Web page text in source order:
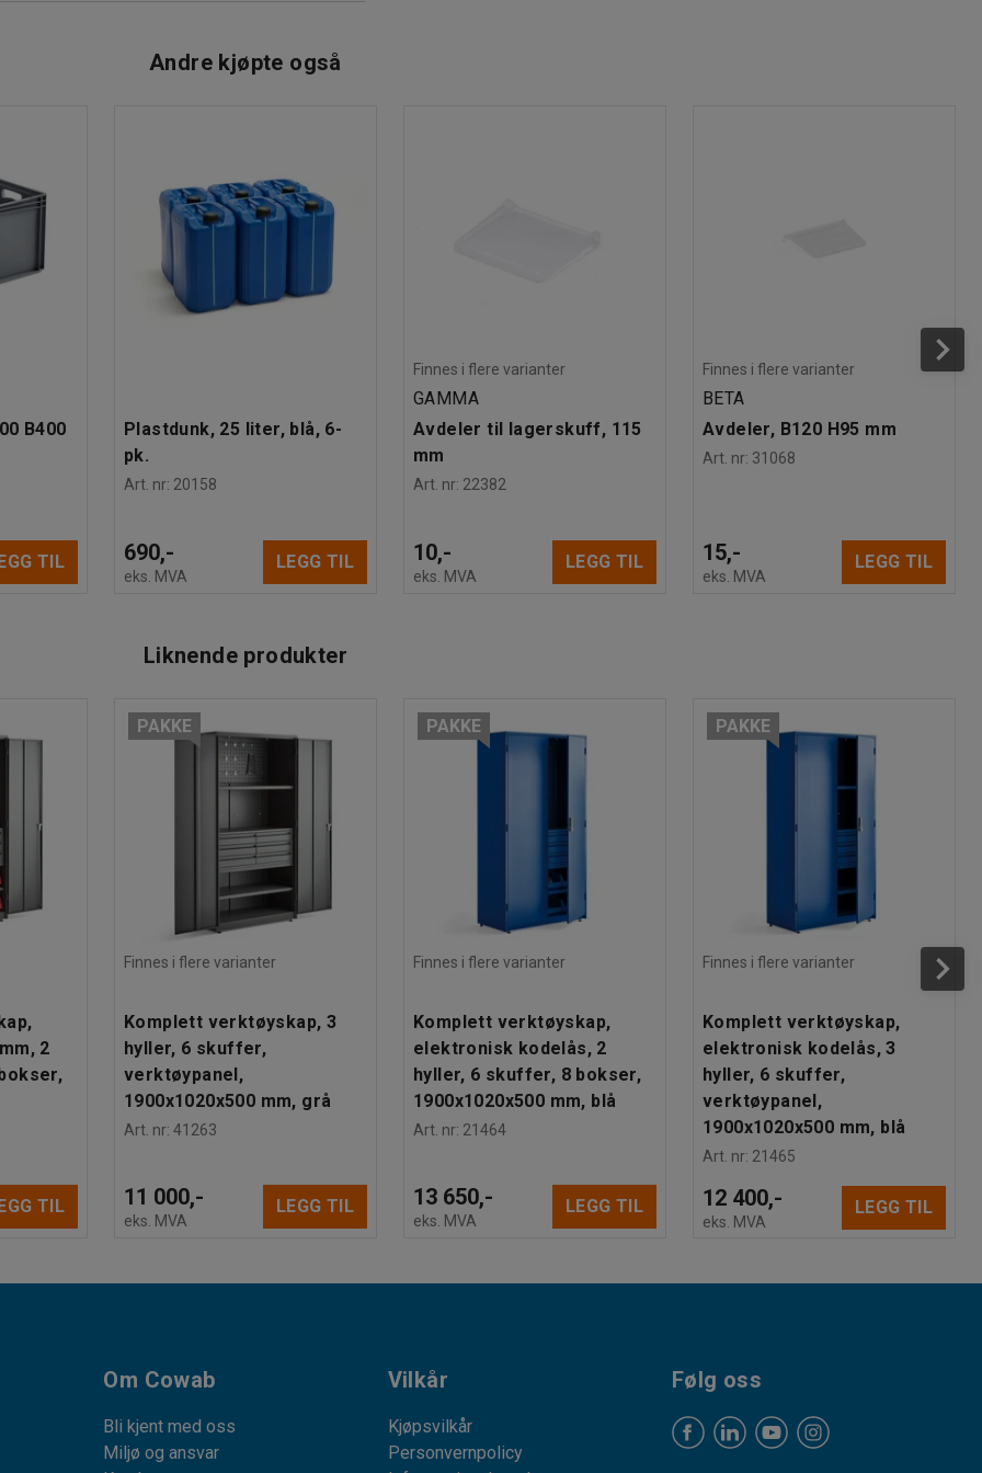
mørkegrå
Andre kjøpte også
B400
TIL
Plastdunk, 25 liter, blå, 6-
pk.
Art. nr: 20158
690,-
eks. MVA
LEGG TIL
Finnes i flere varianter
GAMMA
Avdeler til lagerskuff, 115
mm
Art. nr: 22382
10,-
eks. MVA
LEGG TIL
Finnes i flere varianter
BETA
Avdeler, B120 H95 mm
Art. nr: 31068
15,-
eks. MVA
LEGG TIL
Liknende produkter
2
TIL
PAKKE
Finnes i flere varianter
Komplett verktøyskap, 3
hyller, 6 skuffer,
verktøypanel,
1900x1020x500 mm, grå
Art. nr: 41263
11 000,-
eks. MVA
LEGG TIL
PAKKE
Finnes i flere varianter
Komplett verktøyskap,
elektronisk kodelås, 2
hyller, 6 skuffer, 8 bokser,
1900x1020x500 mm, blå
Art. nr: 21464
13 650,-
eks. MVA
LEGG TIL
PAKKE
Finnes i flere varianter
Komplett verktøyskap,
elektronisk kodelås, 3
hyller, 6 skuffer,
verktøypanel,
1900x1020x500 mm, blå
Art. nr: 21465
12 400,-
eks. MVA
LEGG TIL
Om Cowab
Bli kjent med oss
Miljø og ansvar
Vilkår
Kjøpsvilkår
Personvernpolicy
Følg oss